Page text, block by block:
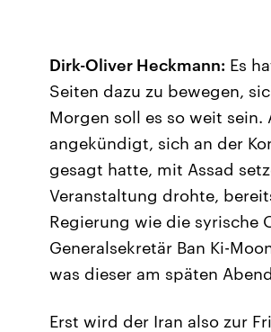
Dirk-Oliver Heckmann: Es
Seiten dazu zu bewegen,
Morgen soll es so weit
angekündigt, sich an der
gesagt hatte, mit Assad
Veranstaltung drohte,
Regierung wie die syrische
Generalsekretär Ban Ki-
was dieser am späten
Erst wird der Iran also zur